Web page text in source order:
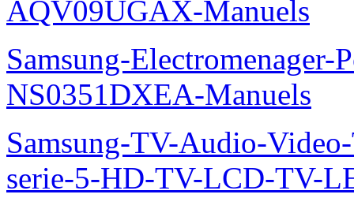
AQV09UGAX-Manuels
Samsung-
NS0351DXEA-Manuels
Samsung-TV-Audio-
serie-5-HD-TV-LCD-TV-